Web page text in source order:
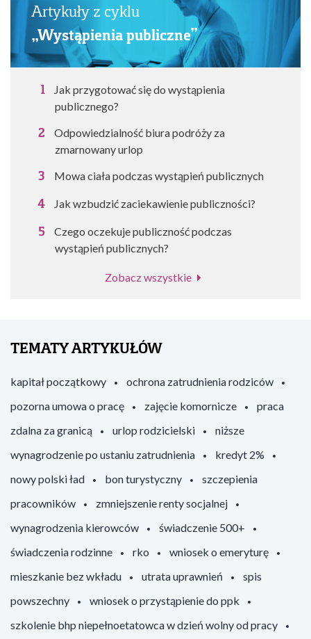
Artykuły z cyklu
„Wystąpienia publiczne”
Jak przygotować się do wystąpienia
publicznego?
Odpowiedzialność biura podróży za
zmarnowany urlop
Mowa ciała podczas wystąpień publicznych
Jak wzbudzić zaciekawienie publiczności?
Czego oczekuje publiczność podczas
wystąpień publicznych?
Zobacz wszystkie
TEMATY ARTYKUŁÓW
kapitał początkowy
ochrona zatrudnienia rodziców
pozorna umowa o pracę
zajęcie komornicze
praca
zdalna za granicą
urlop rodzicielski
niższe
wynagrodzenie po ustaniu zatrudnienia
kredyt 2%
nowy polski ład
bon turystyczny
szczepienia
pracowników
zmniejszenie renty socjalnej
wynagrodzenia kierowców
świadczenie 500+
świadczenia rodzinne
rko
wniosek o emeryturę
mieszkanie bez wkładu
utrata uprawnień
spis
powszechny
wniosek o przystąpienie do ppk
szkolenie bhp niepełnoetatowca w dzień wolny od pracy